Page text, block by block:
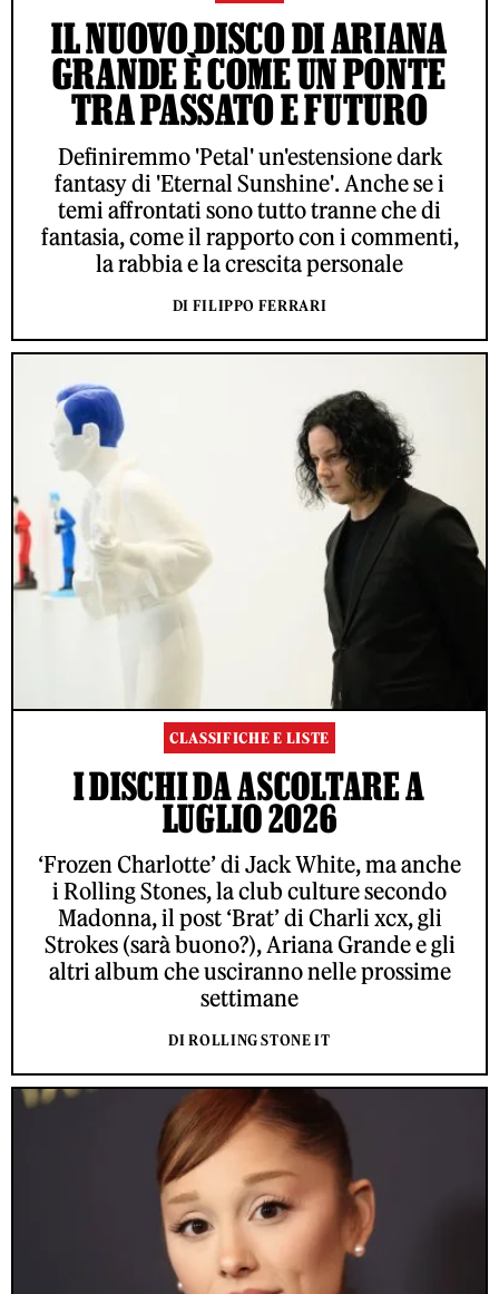
IL NUOVO DISCO DI ARIANA
GRANDE È COME UN PONTE
TRA PASSATO E FUTURO
Definiremmo 'Petal' un'estensione dark
fantasy di 'Eternal Sunshine'. Anche se i
temi affrontati sono tutto tranne che di
fantasia, come il rapporto con i commenti,
la rabbia e la crescita personale
DI FILIPPO FERRARI
CLASSIFICHE E LISTE
I DISCHI DA ASCOLTARE A
LUGLIO 2026
‘Frozen Charlotte’ di Jack White, ma anche
i Rolling Stones, la club culture secondo
Madonna, il post ‘Brat’ di Charli xcx, gli
Strokes (sarà buono?), Ariana Grande e gli
altri album che usciranno nelle prossime
settimane
DI ROLLING STONE IT